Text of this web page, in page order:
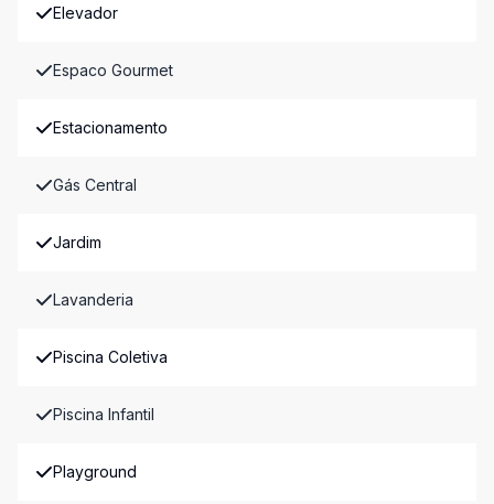
Elevador
Espaco Gourmet
Estacionamento
Gás Central
Jardim
Lavanderia
Piscina Coletiva
Piscina Infantil
Playground